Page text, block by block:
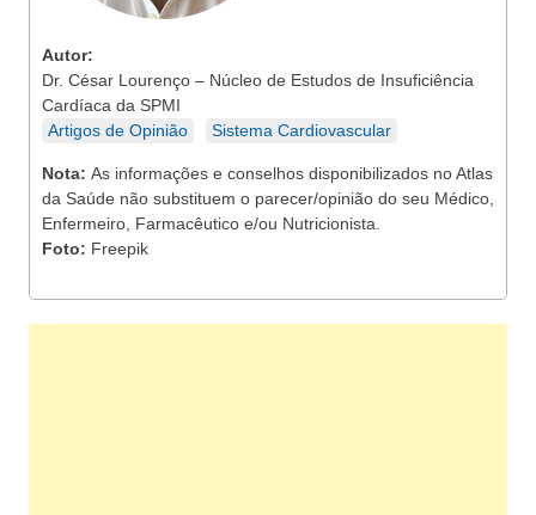
Autor:
Dr. César Lourenço – Núcleo de Estudos de Insuficiência
Cardíaca da SPMI
Artigos de Opinião
Sistema Cardiovascular
Nota: As informações e conselhos disponibilizados no Atlas
da Saúde não substituem o parecer/opinião do seu Médico,
Enfermeiro, Farmacêutico e/ou Nutricionista.
Foto: Freepik